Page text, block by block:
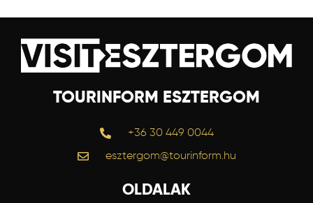
TOURINFORM ESZTERGOM
+36 30 449 0044
esztergom@tourinform.hu
OLDALAK